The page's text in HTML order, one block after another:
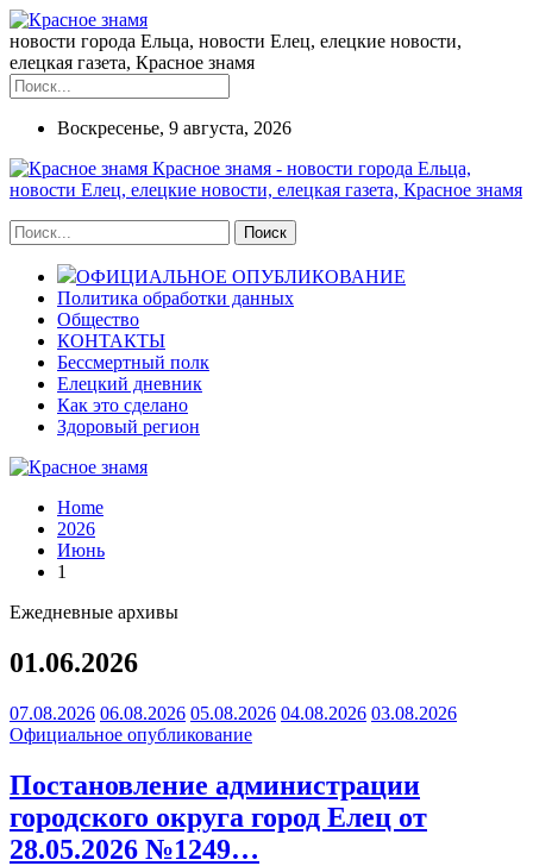
новости города Ельца, новости Елец, елецкие новости,
елецкая газета, Красное знамя
Воскресенье, 9 августа, 2026
Красное знамя - новости города Ельца,
новости Елец, елецкие новости, елецкая газета, Красное знамя
ОФИЦИАЛЬНОЕ ОПУБЛИКОВАНИЕ
Политика обработки данных
Общество
КОНТАКТЫ
Бессмертный полк
Елецкий дневник
Как это сделано
Здоровый регион
Home
2026
Июнь
1
Ежедневные архивы
01.06.2026
07.08.2026 06.08.2026 05.08.2026 04.08.2026 03.08.2026
Официальное опубликование
Постановление администрации
городского округа город Елец от
28.05.2026 №1249…